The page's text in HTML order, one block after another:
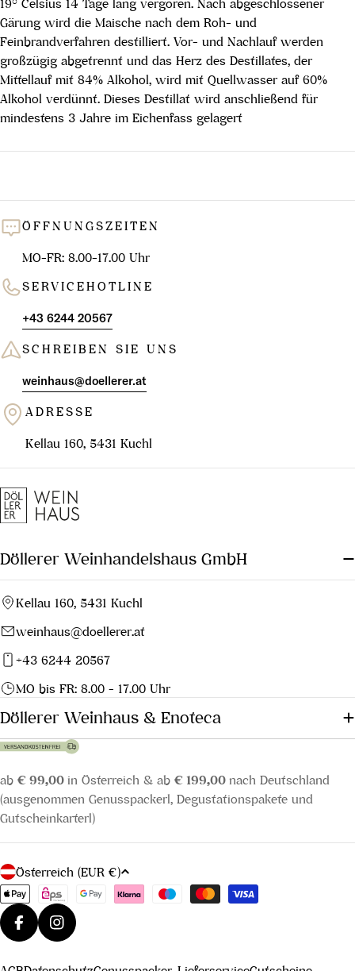
19° Celsius 14 Tage lang vergoren. Nach abgeschlossener
Gärung wird die Mai­sche nach dem Roh- und
Feinbrandverfahren destilliert. Vor- und Nachlauf werden
großzügig abge­trennt und das Herz des Destillates, der
Mittellauf mit 84% Alkohol, wird mit Quellwasser auf 60%
Alkohol verdünnt. Dieses Destillat wird anschließend für
mindes­tens 3 Jahre im Eichenfass gelagert
ÖFFNUNGSZEITEN
MO-FR: 8.00-17.00 Uhr
SERVICEHOTLINE
+43 6244 20567
SCHREIBEN SIE UNS
weinhaus@doellerer.at
ADRESSE
Kellau 160, 5431 Kuchl
Döllerer Weinhandelshaus GmbH
Kellau 160, 5431 Kuchl
weinhaus@doellerer.at
+43 6244 20567
MO bis FR: 8.00 - 17.00 Uhr
Döllerer Weinhaus & Enoteca
ab € 99,00 in Österreich & ab € 199,00 nach Deutschland
(ausgenommen Genusspackerl, Degustationspakete und
Gutscheinkarterl)
L
a
n
d
Österreich (EUR €)
Zahlungsmethoden
FacebookInstagram